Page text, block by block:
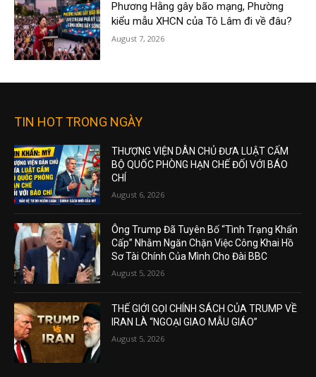
Phương Hằng gây bão mạng, Phường
kiểu mẫu XHCN của Tô Lâm đi về đâu?
August 7, 2026
TIN HOT TRONG NGÀY
THƯỢNG VIỆN DÂN CHỦ ĐƯA LUẬT CẤM
BỘ QUỐC PHÒNG HẠN CHẾ ĐỐI VỚI BÁO
CHÍ
August 6, 2026
Ông Trump Đã Tuyên Bố “Tình Trạng Khẩn
Cấp” Nhằm Ngăn Chặn Việc Công Khai Hồ
Sơ Tài Chính Của Mình Cho Đài BBC
August 5, 2026
THẾ GIỚI GỌI CHÍNH SÁCH CỦA TRUMP VỀ
IRAN LÀ “NGOẠI GIAO MẪU GIÁO”
August 5, 2026